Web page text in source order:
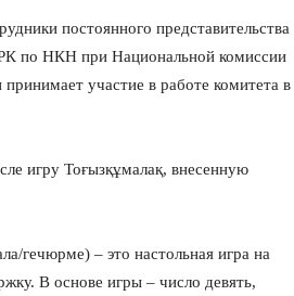
постоянного представительства
по НКН при Национальной комиссии
участие в работе комитета в
игру Тоғызқұмалақ, внесенную
гечюрме) – это настольная игра на
В основе игры – число девять,